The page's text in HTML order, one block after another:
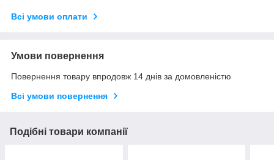
Всі умови оплати
Умови повернення
Повернення товару впродовж 14 днів за домовленістю
Всі умови повернення
Подібні товари компанії